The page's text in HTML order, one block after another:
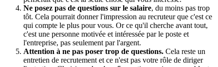
Ne posez pas de questions sur le salaire, du moins pas trop
tôt. Cela pourrait donner l'impression au recruteur que c'est ce
qui compte le plus pour vous. Or ce qu'il cherche avant tout,
c'est une personne motivée et intéressée par le poste et
l'entreprise, pas seulement par l'argent.
Attention à ne pas poser trop de questions. Cela reste un
entretien de recrutement et ce n'est pas votre rôle de diriger